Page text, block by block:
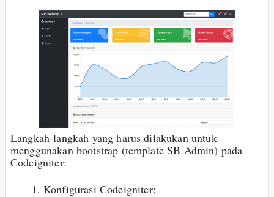
Langkah-langkah yang harus dilakukan untuk
menggunakan bootstrap (template SB Admin) pada
Codeigniter:
Konfigurasi Codeigniter;